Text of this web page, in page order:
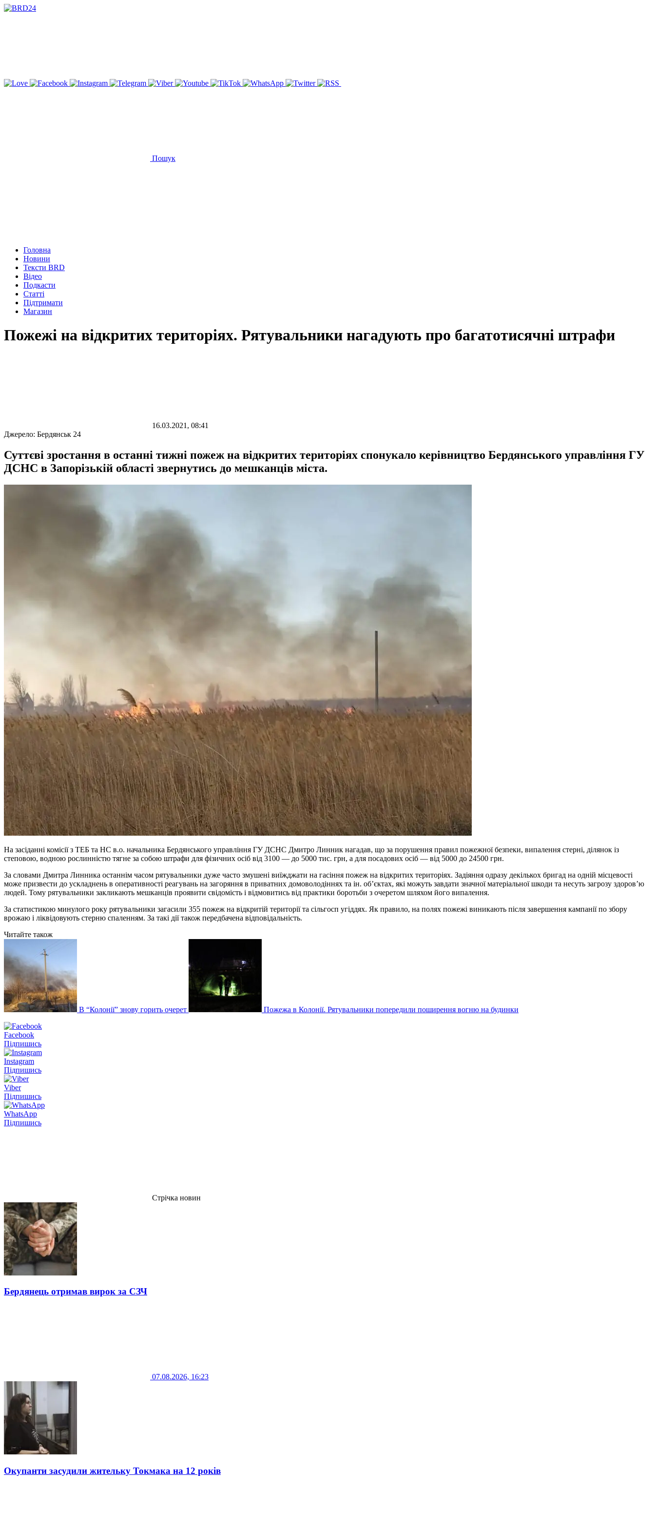
Пошук
Головна
Новини
Тексти BRD
Відео
Подкасти
Статті
Підтримати
Магазин
Пожежі на відкритих територіях. Рятувальники нагадують про багатотисячні штрафи
16.03.2021, 08:41
Джерело: Бердянськ 24
Суттєві зростання в останні тижні пожеж на відкритих територіях спонукало керівництво Бердянського управління ГУ
ДСНС в Запорізькій області звернутись до мешканців міста.
На засіданні комісії з ТЕБ та НС в.о. начальника Бердянського управління ГУ ДСНС Дмитро Линник нагадав, що за порушення правил пожежної безпеки, випалення стерні, ділянок із
степовою, водною рослинністю тягне за собою штрафи для фізичних осіб від 3100 — до 5000 тис. грн, а для посадових осіб — від 5000 до 24500 грн.
За словами Дмитра Линника останнім часом рятувальники дуже часто змушені виїжджати на гасіння пожеж на відкритих територіях. Задіяння одразу декількох бригад на одній місцевості
може призвести до ускладнень в оперативності реагувань на загоряння в приватних домоволодіннях та ін. об’єктах, які можуть завдати значної матеріальної шкоди та несуть загрозу здоров’ю
людей. Тому рятувальники закликають мешканців проявити свідомість і відмовитись від практики боротьби з очеретом шляхом його випалення.
За статистикою минулого року рятувальники загасили 355 пожеж на відкритій території та сільгосп угіддях. Як правило, на полях пожежі виникають після завершення кампанії по збору
врожаю і ліквідовують стерню спаленням. За такі дії також передбачена відповідальність.
Читайте також
В “Колонії” знову горить очерет Пожежа в Колонії. Рятувальники попередили поширення вогню на будинки
Facebook
Підпишись
Instagram
Підпишись
Viber
Підпишись
WhatsApp
Підпишись
Стрічка новин
Бердянець отримав вирок за СЗЧ
07.08.2026, 16:23
Окупанти засудили жительку Токмака на 12 років